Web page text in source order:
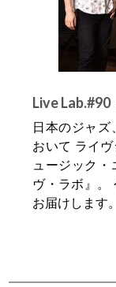
Live Lab.#90
日本のジャ
おいて ライ
ュージック
ヴ・ラボ』。
お届けします